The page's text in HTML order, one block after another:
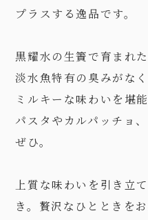
プラスする逸品です。
黒耀水の生簀で育まれた
淡水魚特有の臭みがなく
ミルキーな味わい を堪
パスタやカルパッチョ
ぜひ。
上質な味わいを引き立
き。 贅沢なひとときを